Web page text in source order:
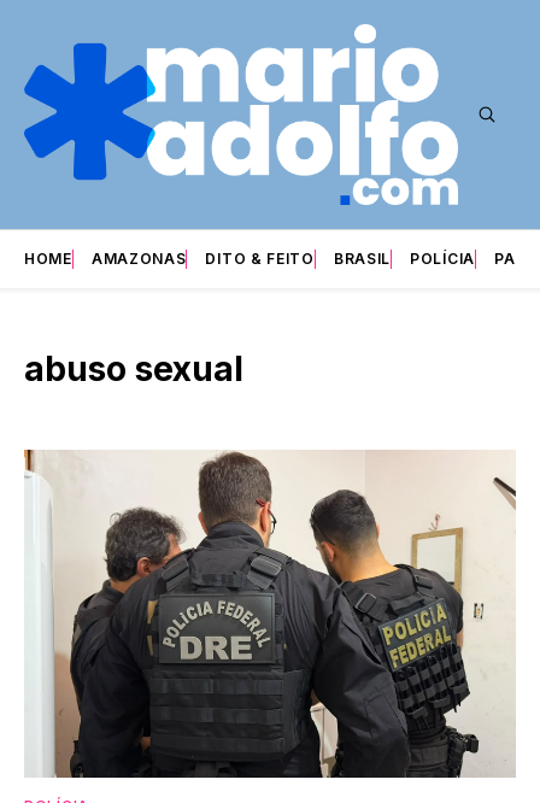
HOME AMAZONAS DITO & FEITO BRASIL POLÍCIA
abuso sexual